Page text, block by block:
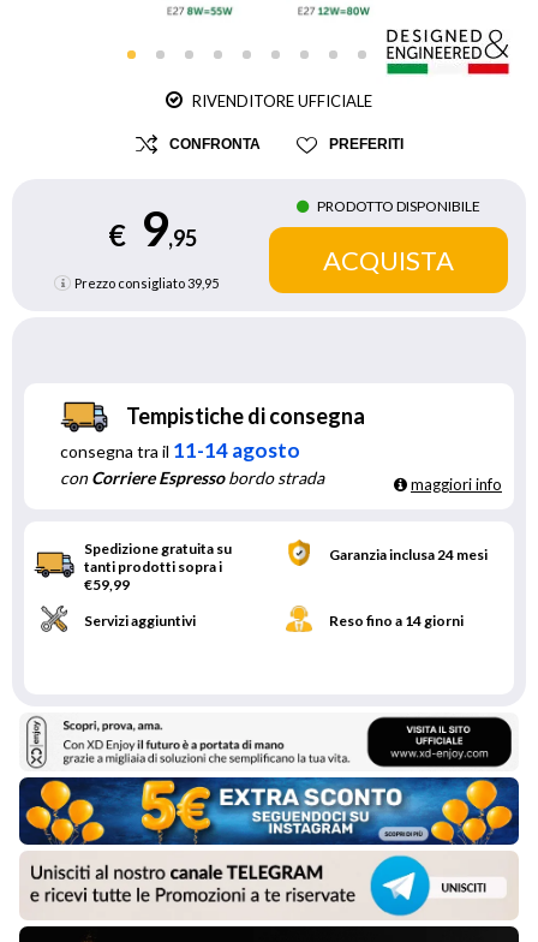
RIVENDITORE UFFICIALE
CONFRONTA PREFERITI
€ 9,95
Prezzo consigliato39,95
PRODOTTO DISPONIBILE
Tempistiche di consegna
consegna tra il 11-14 agosto
conCorriere Espressobordo strada maggiori info
Spedizione gratuita su
tanti prodotti sopra i
€59,99
Garanzia inclusa 24 mesi
Servizi aggiuntivi Reso fino a 14 giorni